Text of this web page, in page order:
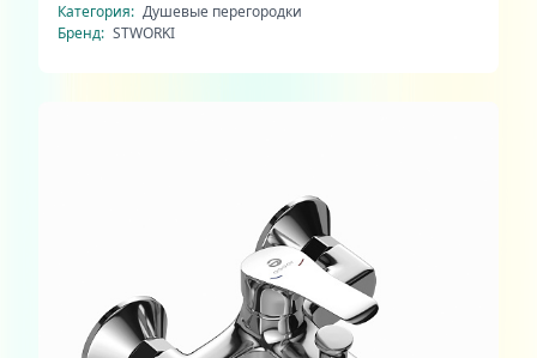
Категория: Душевые перегородки
Бренд: STWORKI